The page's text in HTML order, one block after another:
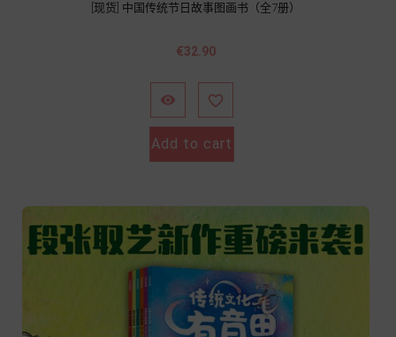
[现货] 中国传统节日故事图画书（全7册）
價
€32.90
 
Add to cart